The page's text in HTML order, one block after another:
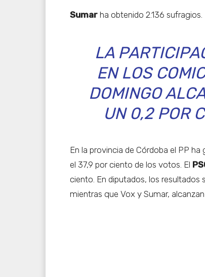
Sumar ha obtenido 2.136 sufragios.
LA
EN LOS
DOMINGO
UN 0,2 POR
En la provincia de Córdoba el PP ha
el 37,9 por ciento de los votos. El
ciento. En diputados, los resultados
mientras que Vox y Sumar, alcanzan